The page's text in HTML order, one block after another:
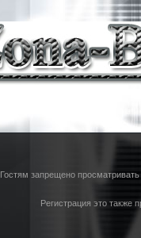
Гостям запрещено
Регистрация это также